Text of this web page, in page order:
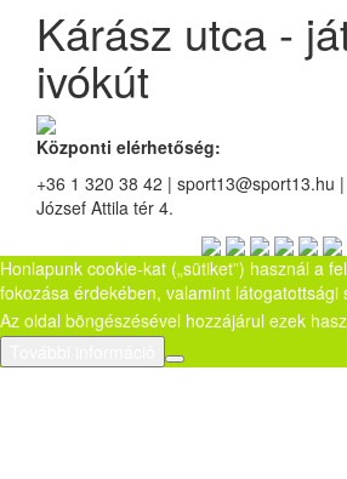
Kárász utca -
ivókút
Központi elérhetőség:
+36 1 320 38 42 | sport13@sport13.hu
József Attila tér 4.
Honlapunk cookie-kat („sütiket”) használ a
fokozása érdekében, valamint látogatottsági
Az oldal böngészésével hozzájárul ezek